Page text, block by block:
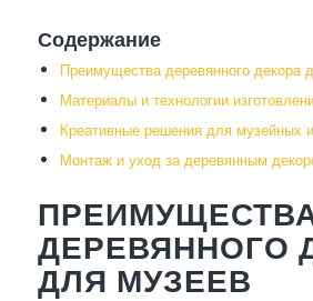
Содержание
Преимущества деревянного декора
Материалы и технологии
Креативные решения для музейных
Монтаж и уход за деревянным
ДЕРЕВЯННОГО
ДЛЯ МУЗЕЕВ